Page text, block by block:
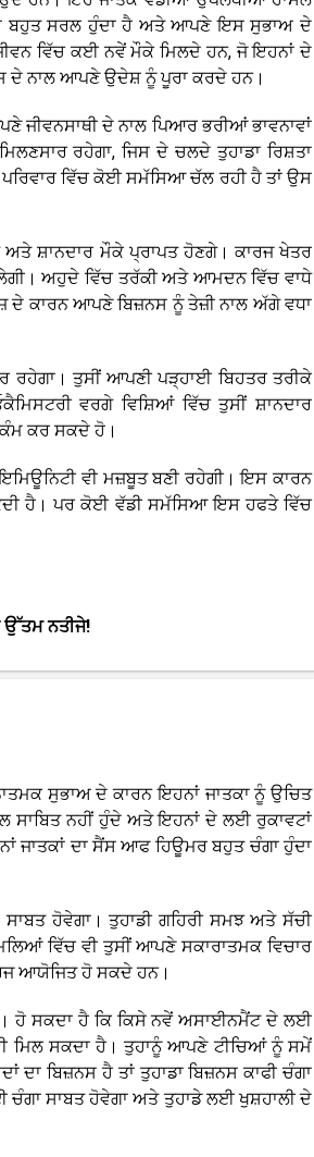
ਬਹੁਤ ਸਰਲ ਹੁੰਦਾ ਹੈ ਅਤੇ ਆਪਣੇ ਇਸ ਸੁਭਾਅ ਦੇ
ਵਿੱਚ ਕਈ ਨਵੇਂ ਮੌਕੇ ਮਿਲਦੇ ਹਨ, ਜੋ ਇਹਨਾਂ ਦੇ
ਦੇ ਨਾਲ ਆਪਣੇ ਉਦੇਸ਼ ਨੂੰ ਪੂਰਾ ਕਰਦੇ ਹਨ।
ਜੀਵਨਸਾਥੀ ਦੇ ਨਾਲ ਪਿਆਰ ਭਰੀਆਂ ਭਾਵਨਾਵਾਂ
ਰਹੇਗਾ, ਜਿਸ ਦੇ ਚਲਦੇ ਤੁਹਾਡਾ ਰਿਸ਼ਤਾ
ਵਿੱਚ ਕੋਈ ਸਮੱਸਿਆ ਚੱਲ ਰਹੀ ਹੈ ਤਾਂ ਉਸ
ਸ਼ਾਨਦਾਰ ਮੌਕੇ ਪ੍ਰਾਪਤ ਹੋਣਗੇ। ਕਾਰਜ ਖੇਤਰ
ਅਹੁਦੇ ਵਿੱਚ ਤਰੱਕੀ ਅਤੇ ਆਮਦਨ ਵਿੱਚ ਵਾਧੇ
ਦੇ ਕਾਰਨ ਆਪਣੇ ਬਿਜ਼ਨਸ ਨੂੰ ਤੇਜ਼ੀ ਨਾਲ ਅੱਗੇ ਵਧਾ
ਰਹੇਗਾ। ਤੁਸੀਂ ਆਪਣੀ ਪੜ੍ਹਾਈ ਬਿਹਤਰ ਤਰੀਕੇ
ਵਰਗੇ ਵਿਸ਼ਿਆਂ ਵਿੱਚ ਤੁਸੀਂ ਸ਼ਾਨਦਾਰ
ਕਰ ਸਕਦੇ ਹੋ।
ਵੀ ਮਜ਼ਬੂਤ ਬਣੀ ਰਹੇਗੀ। ਇਸ ਕਾਰਨ
ਹੈ। ਪਰ ਕੋਈ ਵੱਡੀ ਸਮੱਸਿਆ ਇਸ ਹਫਤੇ ਵਿੱਚ
ਨਤੀਜੇ!
ਸੁਭਾਅ ਦੇ ਕਾਰਨ ਇਹਨਾਂ ਜਾਤਕਾ ਨੂੰ ਉਚਿਤ
ਨਹੀਂ ਹੁੰਦੇ ਅਤੇ ਇਹਨਾਂ ਦੇ ਲਈ ਰੁਕਾਵਟਾਂ
ਜਾਤਕਾਂ ਦਾ ਸੈਂਸ ਆਫ ਹਿਊਮਰ ਬਹੁਤ ਚੰਗਾ ਹੁੰਦਾ
ਹੋਵੇਗਾ। ਤੁਹਾਡੀ ਗਹਿਰੀ ਸਮਝ ਅਤੇ ਸੱਚੀ
ਵਿੱਚ ਵੀ ਤੁਸੀਂ ਆਪਣੇ ਸਕਾਰਾਤਮਕ ਵਿਚਾਰ
ਆਯੋਜਿਤ ਹੋ ਸਕਦੇ ਹਨ।
ਹੋ ਸਕਦਾ ਹੈ ਕਿ ਕਿਸੇ ਨਵੇਂ ਅਸਾਈਨਮੈਂਟ ਦੇ ਲਈ
ਮਿਲ ਸਕਦਾ ਹੈ। ਤੁਹਾਨੂੰ ਆਪਣੇ ਟੀਚਿਆਂ ਨੂੰ ਸਮੇਂ
ਦਾ ਬਿਜ਼ਨਸ ਹੈ ਤਾਂ ਤੁਹਾਡਾ ਬਿਜ਼ਨਸ ਕਾਫੀ ਚੰਗਾ
ਸਾਬਤ ਹੋਵੇਗਾ ਅਤੇ ਤੁਹਾਡੇ ਲਈ ਖੁਸ਼ਹਾਲੀ ਦੇ